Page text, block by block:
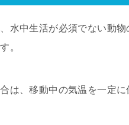
水中生活が必須でない動
。
は、移動中の気温を一定